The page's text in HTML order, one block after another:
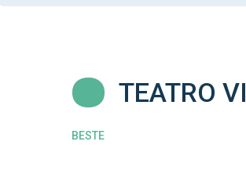
TEATRO
BESTE